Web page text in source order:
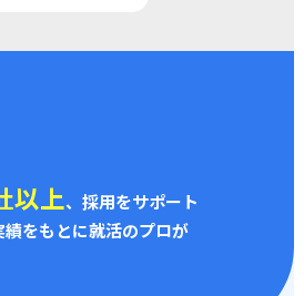
以上、採用をサポート
績をもとに就活のプロが